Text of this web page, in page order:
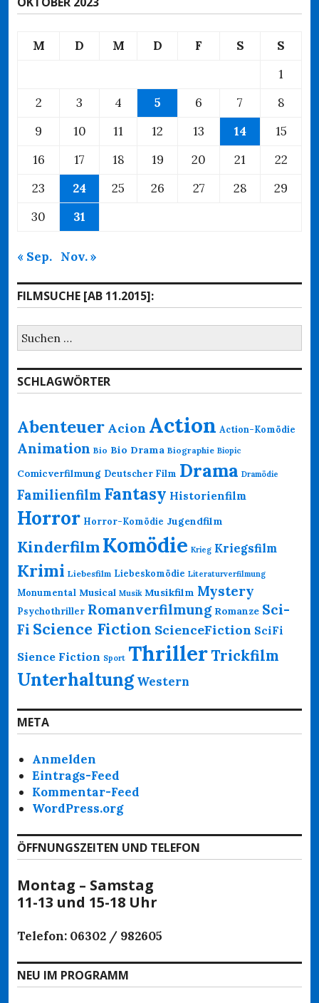
M D M D F S
S
1
2
3 4 5 6 7
8
9
10 11 12 13 14
15
16
17 18 19 20 21
22
23
24 25 26 27 28
29
30
31
« Sep. Nov. »
FILMSUCHE [AB 11.2015]:
Suchen
nach:
SCHLAGWÖRTER
Abenteuer Acion Action Action-Komödie
Animation Bio Bio Drama Biographie Biopic
Comicverfilmung Deutscher Film Drama Dramödie
Familienfilm Fantasy Historienfilm
Horror Horror-Komödie Jugendfilm
KinderfilmKomödie Krieg Kriegsfilm
Krimi Liebesfilm Liebeskomödie Literaturverfilmung
Monumental Musical Musik Musikfilm Mystery
Psychothriller Romanverfilmung Romanze Sci-
Fi Science Fiction ScienceFiction SciFi
Sience Fiction Sport ThrillerTrickfilm
Unterhaltung Western
META
Anmelden
Eintrags-Feed
Kommentar-Feed
WordPress.org
ÖFFNUNGSZEITEN UND TELEFON
Montag – Samstag
11-13 und 15-18 Uhr
Telefon: 06302 / 982605
NEU IM PROGRAMM